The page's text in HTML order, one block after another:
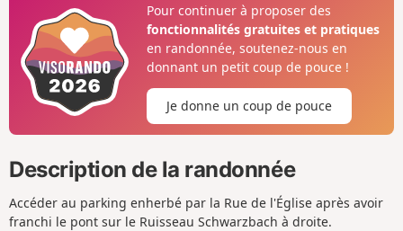
Pour continuer à proposer des
fonctionnalités gratuites et pratiques
en randonnée, soutenez-nous en
donnant un petit coup de pouce !
Je donne un coup de pouce
Description de la randonnée
Accéder au parking enherbé par la Rue de l'Église après avoir
franchi le pont sur le Ruisseau Schwarzbach à droite.